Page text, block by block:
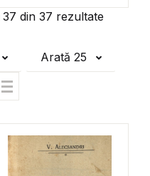
37 din 37 rezultate
Arată 25